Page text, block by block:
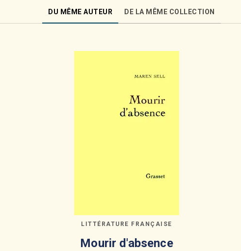
DU MÊME AUTEUR DE LA MÊME COLLECTION
LITTÉRATURE FRANÇAISE
Mourir d'absence